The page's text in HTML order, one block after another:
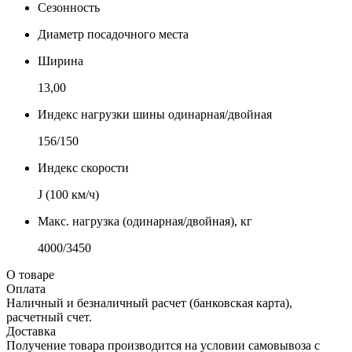
Сезонность
Диаметр посадочного места
Ширина
13,00
Индекс нагрузки шины одинарная/двойная
156/150
Индекс скорости
J (100 км/ч)
Макс. нагрузка (одинарная/двойная), кг
4000/3450
О товаре
Оплата
Наличный и безналичный расчет (банковская карта),
расчетный счет.
Доставка
Получение товара производится на условии самовывоза с